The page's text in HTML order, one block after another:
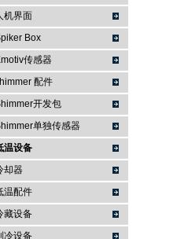
机界面
Box
传感器
配件
开发包
单独传感器
温设备
却器
温配件
藏设备
冷设备